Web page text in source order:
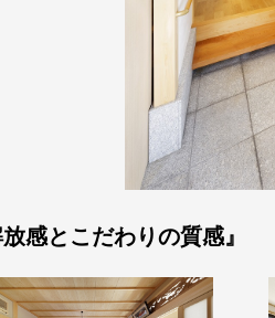
感とこだわりの質感』